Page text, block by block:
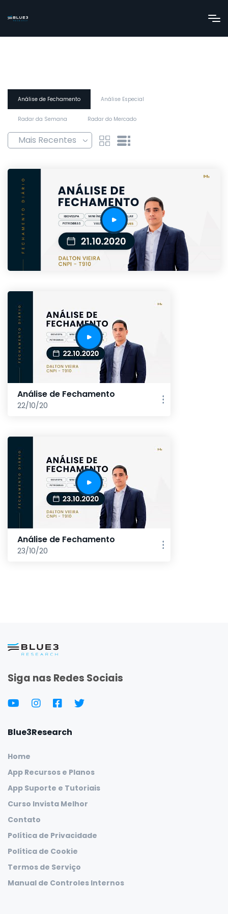
Análise de Fechamento Análise Especial
Radar da Semana Radar do Mercado
Análise de Fechamento
22/10/20
Análise de Fechamento
23/10/20
Siga nas Redes Sociais
Blue3Research
Home
App Recursos e Planos
App Suporte e Tutoriais
Curso Invista Melhor
Contato
Política de Privacidade
Política de Cookie
Termos de Serviço
Manual de Controles Internos